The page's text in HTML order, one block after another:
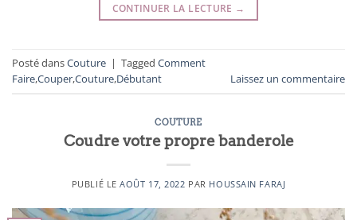
CONTINUER LA LECTURE →
Posté dansCouture | Tagged Comment
Faire,Couper,Couture,Débutant Laissez un commentaire
COUTURE
Coudre votre propre banderole
PUBLIÉ LEAOÛT 17, 2022 PAR HOUSSAIN FARAJ